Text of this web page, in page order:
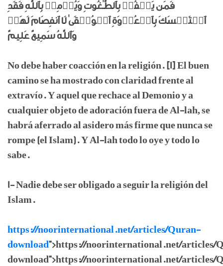
فَمَن يَكۡفُرۡ بِٱلطَّـٰغُوتِ وَيُؤۡمِنۢ بِٱللَّهِ فَقَدِ
ٱسۡتَمۡسَكَ بِٱلۡعُرۡوَةِ ٱلۡوُثۡقَىٰ لَا ٱنفِصَامَ لَهَاۗ
وَٱللَّهُ سَمِيعٌ عَلِيمٌ
No debe haber coacción en la religión. [1] El buen
camino se ha mostrado con claridad frente al
extravío. Y aquel que rechace al Demonio y a
cualquier objeto de adoración fuera de Al-lah, se
habrá aferrado al asidero más firme que nunca se
rompe (el Islam). Y Al-lah todo lo oye y todo lo
sabe.
1- Nadie debe ser obligado a seguir la religión del
Islam.
https://noorinternational.net/articles/Quran-
download">https://noorinternational.net/articles/
download">https://noorinternational.net/articles/